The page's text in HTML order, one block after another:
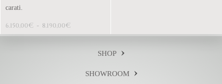
carati.
6.150,00€ - 8.190,00€
SHOP
SHOWROOM